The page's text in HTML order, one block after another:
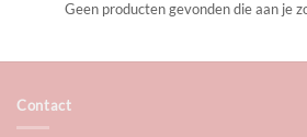
Geen producten gevonden die aan je
Contact